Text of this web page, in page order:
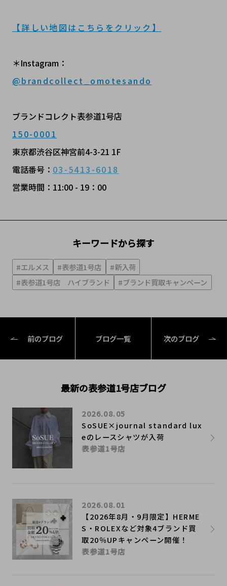
【詳しい地図はこちらをクリック】
＊Instagram：
@brandcollect_omotesando
ブランドコレクト表参道1号店
150-0001
東京都渋谷区神宮前4-3-21 1F
電話番号： 03-5413-6018
営業時間：11:00 - 19：00
キーワードから探す
#エルメス #表参道1号店
#新入荷
#表参道1号店 ハイブランド
#ブランド買取キャンペーン
前のブログ ブログ一覧 次のブログ
最新の表参道1号店ブログ
SoSUE×journal standard lux
eのレースシャツが入荷
2026.08.05
表参道1号店
【2026年8月・9月限定】HERME
S・ROLEXなど対象4ブランド買
取20％UPキャンペーン開催！
2026.08.01
表参道1号店